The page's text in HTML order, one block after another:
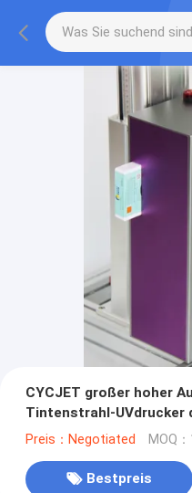
CYCJET großer hoher
Tintenstrahl-UVdrucker
C700
Preis：Negotiated MOQ
Bestpreis